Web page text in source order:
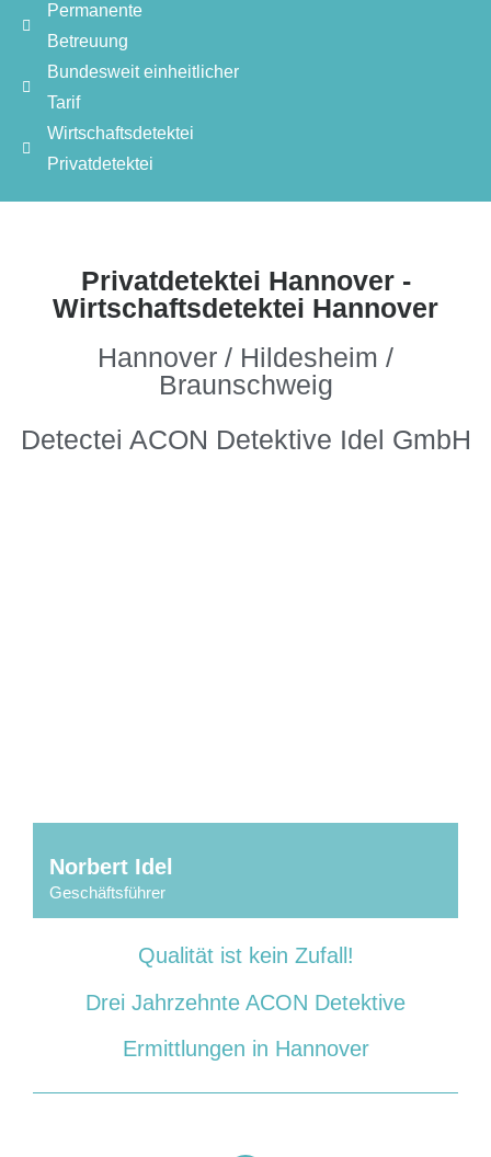
Permanente
Betreuung
Bundesweit einheitlicher
Tarif
Wirtschaftsdetektei
Privatdetektei
Privatdetektei Hannover -
Wirtschaftsdetektei Hannover
Hannover / Hildesheim /
Braunschweig
Detectei ACON Detektive Idel GmbH
Norbert Idel
Geschäftsführer
Qualität ist kein Zufall!
Drei Jahrzehnte ACON Detektive
Ermittlungen in Hannover